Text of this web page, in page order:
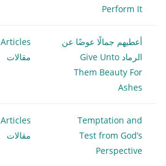
Perform It
أعطيهم جمالًا عوضًا عن
الرماد Give Unto
Them Beauty For
Ashes
Articles
مقالات
Temptation and
Test from God’s
Perspective
Articles
مقالات